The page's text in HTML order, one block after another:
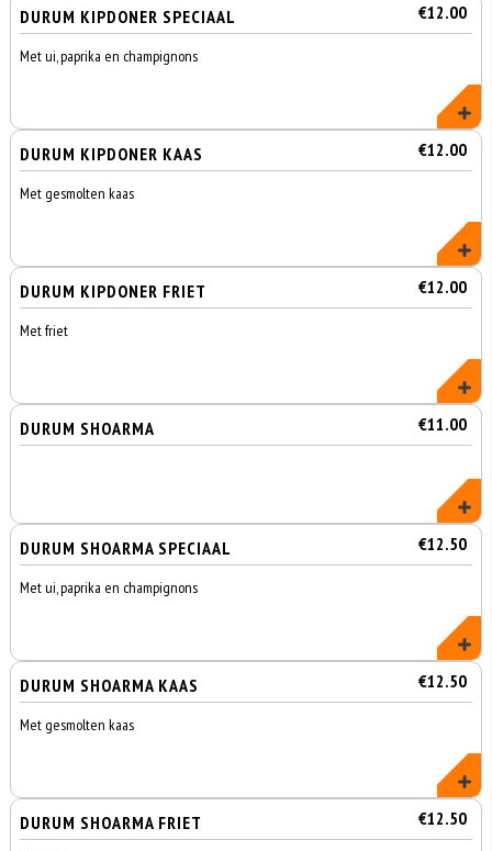
DURUM KIPDONER SPECIAAL €12.00
Met ui, paprika en champignons
DURUM KIPDONER KAAS €12.00
Met gesmolten kaas
DURUM KIPDONER FRIET €12.00
Met friet
DURUM SHOARMA €11.00
DURUM SHOARMA SPECIAAL €12.50
Met ui, paprika en champignons
DURUM SHOARMA KAAS €12.50
Met gesmolten kaas
DURUM SHOARMA FRIET €12.50